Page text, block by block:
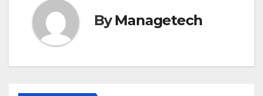
ゲ
ー
シ
ByManagetech